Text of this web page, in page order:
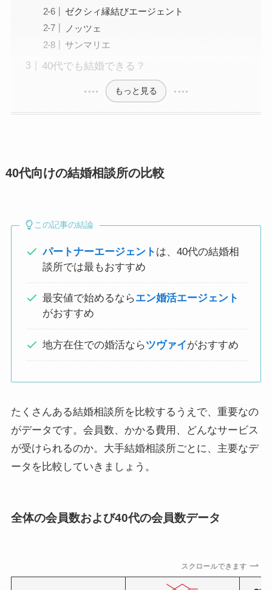
ゼクシィ縁結びエージェント
ノッツェ
サンマリエ
40代でも結婚できる？
もっと見る
40代向けの結婚相談所の比較
この記事の結論
パートナーエージェント は、40代の結婚相
談所では最もおすすめ
最安値で始めるならエン婚活エージェント
がおすすめ
地方在住での婚活ならツヴァイがおすすめ
たくさんある結婚相談所を比較するうえで、重要なの
がデータです。会員数、かかる費用、どんなサービス
が受けられるのか。大手結婚相談所ごとに、主要なデ
ータを比較していきましょう。
全体の会員数および40代の会員数データ
スクロールできます